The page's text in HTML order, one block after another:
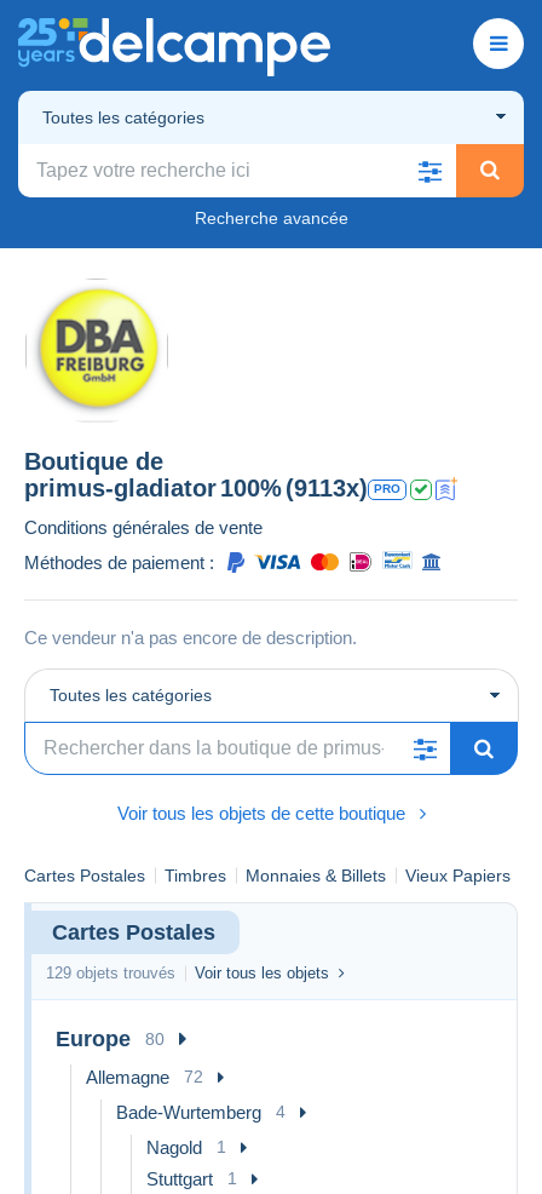
Toutes les catégories
Recherche avancée
Boutique de
primus-gladiator100%(9113x) PRO
Conditions générales de vente
Méthodes de paiement :
Ce vendeur n'a pas encore de description.
Toutes les catégories
Voir tous les objets de cette boutique
Cartes Postales Timbres Monnaies & Billets Vieux Papiers
Cartes Postales
129 objets trouvés Voir tous les objets
Europe 80
Allemagne 72
Bade-Wurtemberg 4
Nagold 1
Stuttgart 1